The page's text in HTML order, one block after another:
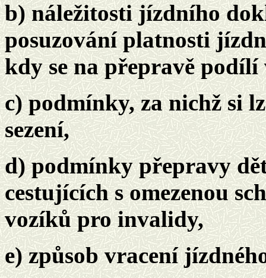
b) náležitosti jízdního
posuzování platnosti
kdy se na přepravě podílí
c) podmínky, za nichž si
sezení,
d) podmínky přepravy
cestujících s omezenou
vozíků pro invalidy,
e) způsob vracení